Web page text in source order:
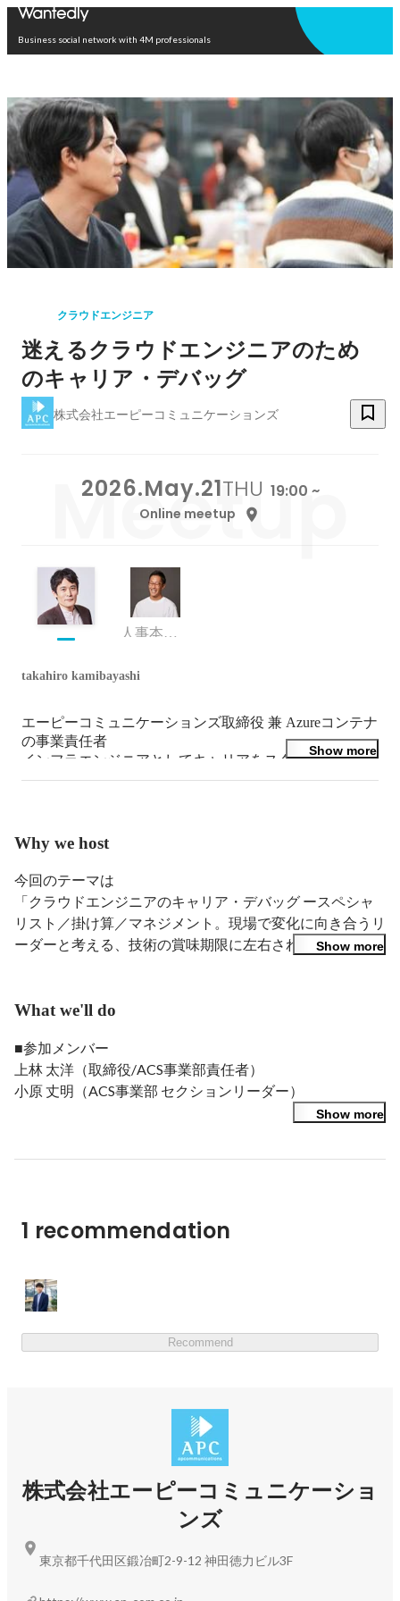
Business social network with 4M professionals
クラウドエンジニア
迷えるクラウドエンジニアのため
のキャリア・デバッグ
株式会社エーピーコミュニケーションズ
2026.May.21THU 19:00 ~
Online meetup
人事本部 HRマネジメント部
takahiro kamibayashi
エーピーコミュニケーションズ取締役 兼 Azureコンテナ
の事業責任者
インフラエンジニアとしてキャリアをスタート。DC事
業者でサービス構築・運用・SI業務を経験後、仮想化技
経て、現在は新たなSIの形としてクラウドネイティブを
利用したDX内製化支援の事業を推進中。
日々仲間たちと一緒に「ああでもないこうでもない」と
議論し行動し続け、非常に楽しく充実しているこの
Azureコンテナ事業。今後はこれを更に成長させていき
たいです。
日本CTO協会個人会員・PMI日本支部ポートフォリオ／
Show more
Why we host
今回のテーマは
「クラウドエンジニアのキャリア・デバッグ ースペシャ
リスト／掛け算／マネジメント。現場で変化に向き合うリ
ーダーと考える、技術の賞味期限に左右されないキャリア
AIの進化により、エンジニアに求められる役割は大きく変
を計画してキャリアを描くことが不可能な時代になってい
ます。 この激動の時代においては、単に技術を磨くだけ
でなく、「どの方向にキャリアを伸ばすか」という意思決
定こそが、これまで以上に重要になっています。
本イベントでは、
・アーキテクト／リードとして上流に進む道
者のみなさんとも意見交換を行なっていきたいと考えてい
ます。
参照記事：クラウドエンジニア、次の一手をどう打つ？キ
・クラウドエンジニアとして、このままのキャリアで良い
のか悩んでいる方
・AIの進化により、自身の市場価値がどう変わるのか不安
・スペシャリスト／掛け算型／マネジメント、どの方向に
進むべきか整理したい方
Show more
What we'll do
■参加メンバー
上林 太洋（取締役/ACS事業部責任者）
小原 丈明（ACS事業部 セクションリーダー）
https://inky-mole-9d2.notion.site/ACS-
■開催場所
※ACS事業部は全員がフルリモートかつ約半分が地方在住
のため、
手ぶらでご参加ください。
19:00 登壇者自己紹介
19:05 ACS事業部紹介
19:10 トークセッション「技術の賞味期限に左右されない
キャリアのリファクタリング」
19:55 締め
Show more
1 recommendation
Recommend
株式会社エーピーコミュニケーショ
ンズ
東京都千代田区鍛冶町2-9-12 神田徳力ビル3F